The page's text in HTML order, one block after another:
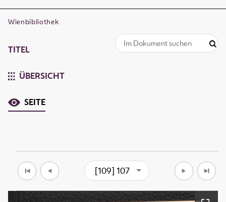
Wienbibliothek
TITEL
ÜBERSICHT
SEITE
[109] 107